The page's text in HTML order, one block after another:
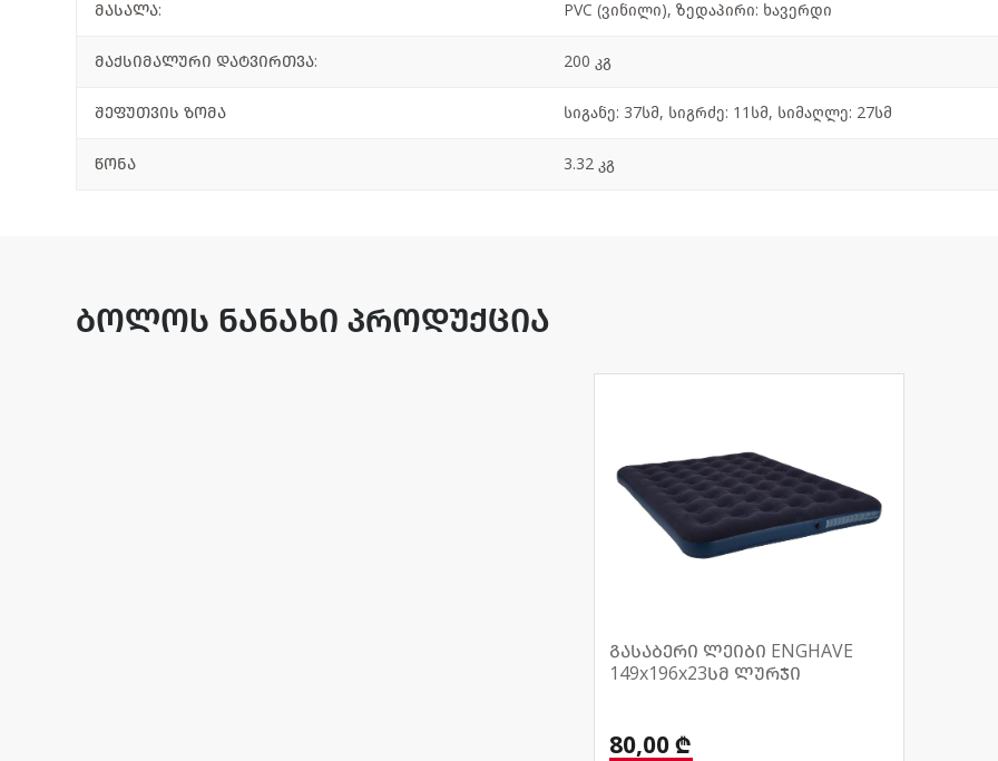
მასალა: PVC (ვინილი), ზედაპირი: ხავერდი
მაქსიმალური დატვირთვა: 200 კგ
შეფუთვის ზომა სიგანე: 37სმ, სიგრძე: 11სმ, სიმაღლე: 27სმ
წონა 3.32 კგ
ბოლოს ნანახი პროდუქცია
გასაბერი ლეიბი ENGHAVE
149x196x23სმ ლურჯი
80,00 ₾